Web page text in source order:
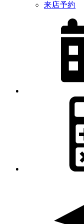
来店予約